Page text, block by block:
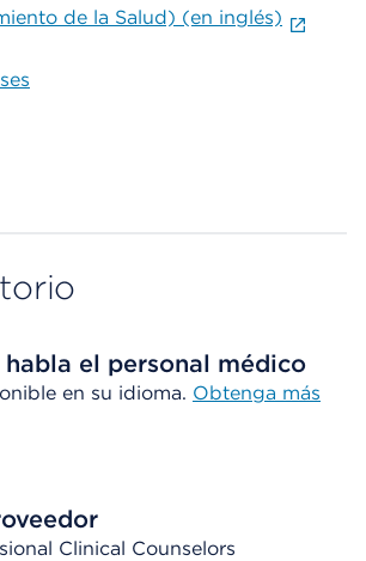
de la Salud) (en inglés)
habla el personal médico
en su idioma. Obtenga más
Clinical Counselors